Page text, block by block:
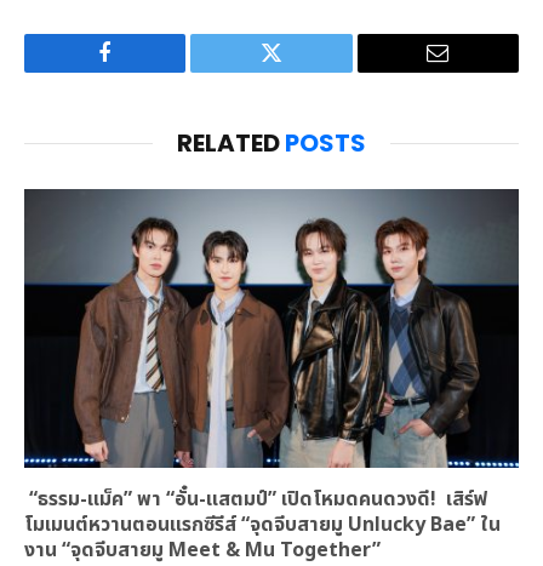
Facebook Twitter Email
RELATEDPOSTS
“ธรรม-แม็ค” พา “อั๋น-แสตมป์” เปิดโหมดคนดวงดี! เสิร์ฟ
โมเมนต์หวานตอนแรกซีรีส์ “จุดจีบสายมู Unlucky Bae” ใน
งาน “จุดจีบสายมู Meet & Mu Together”